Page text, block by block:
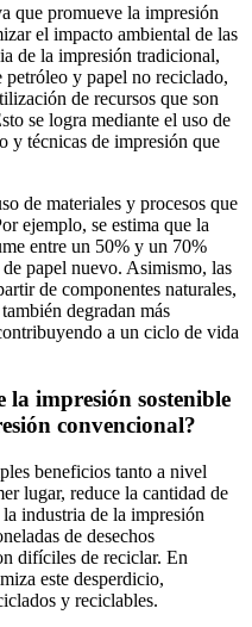
que promueve la impresión
el impacto ambiental de las
de la impresión tradicional,
petróleo y papel no reciclado,
de recursos que son
se logra mediante el uso de
y técnicas de impresión que
de materiales y procesos que
ejemplo, se estima que la
entre un 50% y un 70%
papel nuevo. Asimismo, las
de componentes naturales,
degradan más
a un ciclo de vida
la impresión sostenible
convencional?
beneficios tanto a nivel
lugar, reduce la cantidad de
industria de la impresión
de desechos
difíciles de reciclar. En
este desperdicio,
y reciclables.